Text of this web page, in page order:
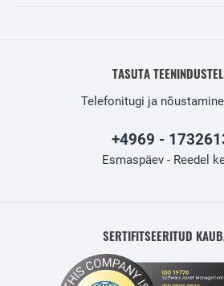
TASUTA
Telefonitugi ja
+4969 -
Esmaspäev - Reedel
SERTIFITSEERITUD